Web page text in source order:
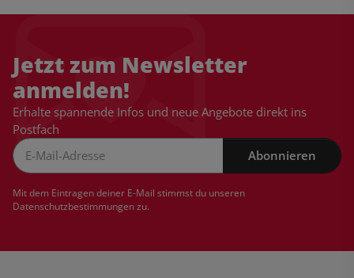
Jetzt zum Newsletter
anmelden!
Erhalte spannende Infos und neue Angebote direkt ins
Postfach
Abonnieren
Mit dem Eintragen deiner E-Mail stimmst du unseren
Datenschutzbestimmungenzu.